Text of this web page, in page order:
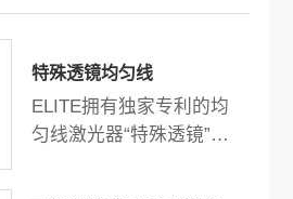
特殊透镜均匀线
ELITE拥有独家专利的均
匀线激光器“特殊透镜”是